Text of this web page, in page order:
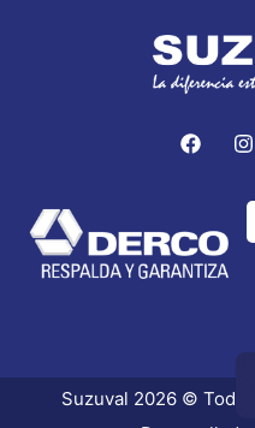
Suzuval 2026 ©